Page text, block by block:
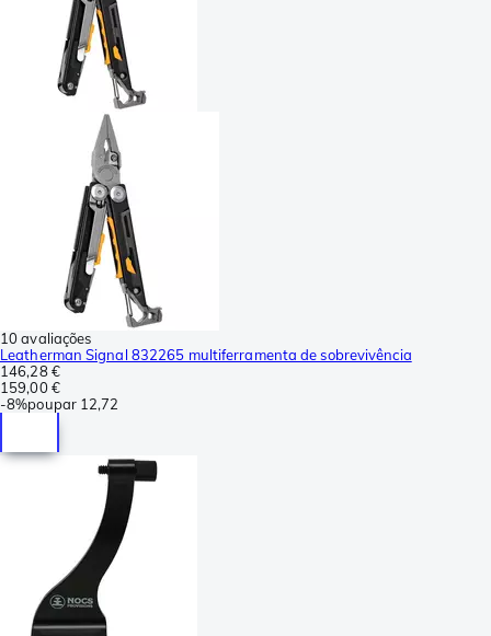
10 avaliações
Leatherman Signal 832265 multiferramenta de sobrevivência
146,28 €
159,00 €
-8%poupar 12,72